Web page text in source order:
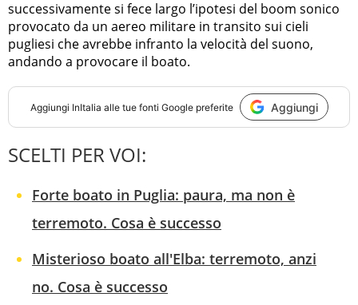
successivamente si fece largo l’ipotesi del boom sonico
provocato da un aereo militare in transito sui cieli
pugliesi che avrebbe infranto la velocità del suono,
andando a provocare il boato.
Aggiungi InItalia alle tue fonti Google preferite Aggiungi
SCELTI PER VOI:
Forte boato in Puglia: paura, ma non è
terremoto. Cosa è successo
Misterioso boato all'Elba: terremoto, anzi
no. Cosa è successo